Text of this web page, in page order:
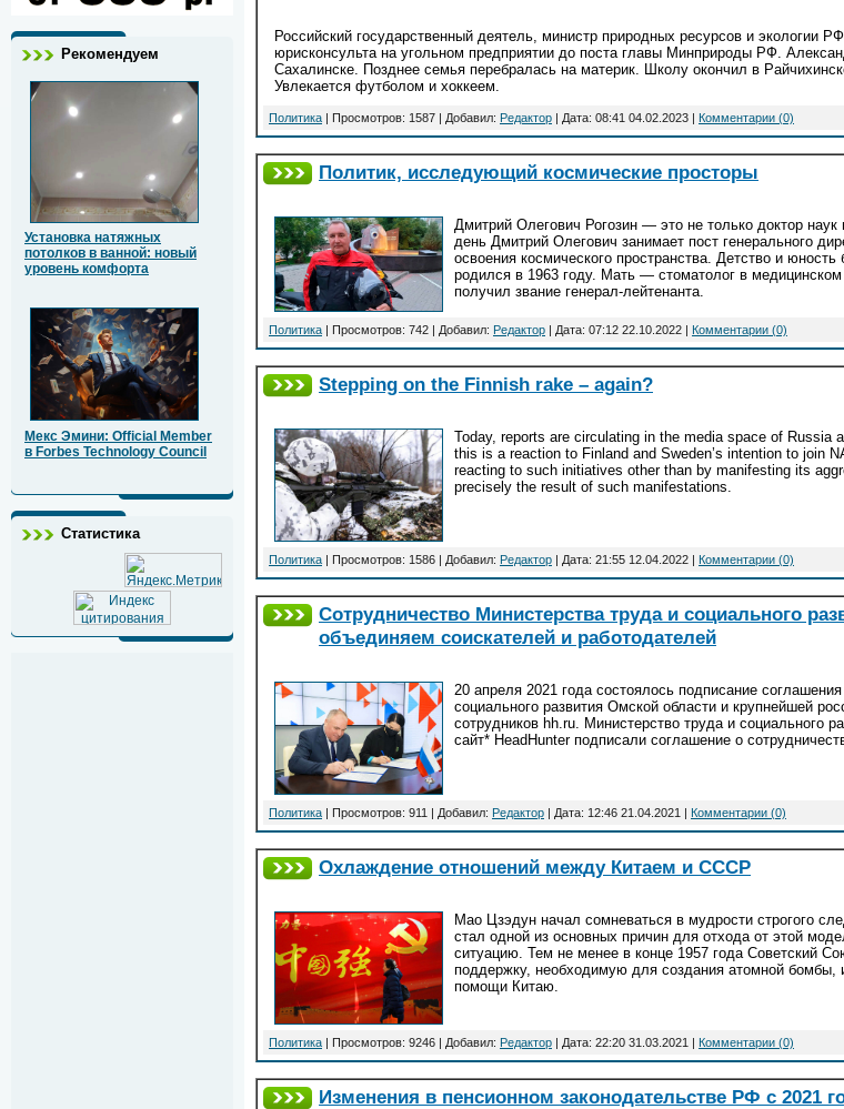
Рекомендуем
Установка натяжных
потолков в ванной: новый
уровень комфорта
Мекс Эмини: Official Member
в Forbes Technology Council
Статистика
Российский государственный деятель, министр природных ресурсов и экологии
юрисконсульта на угольном предприятии до поста главы Минприроды РФ.
Сахалинске. Позднее семья перебралась на материк. Школу окончил в
Увлекается футболом и хоккеем.
Политика | Просмотров: 1587 | Добавил: Редактор | Дата: 08:41 04.02.2023 | Комментарии (0)
Политик, исследующий космические просторы
Дмитрий Олегович Рогозин — это не только доктор
день Дмитрий Олегович занимает пост генерального
освоения космического пространства. Детство и
родился в 1963 году. Мать — стоматолог в
получил звание генерал-лейтенанта.
Политика | Просмотров: 742 | Добавил: Редактор | Дата: 07:12 22.10.2022 | Комментарии (0)
Stepping on the Finnish rake – again?
Today, reports are circulating in the media space of Russia
this is a reaction to Finland and Sweden’s intention to join
reacting to such initiatives other than by manifesting its
precisely the result of such manifestations.
Политика | Просмотров: 1586 | Добавил: Редактор | Дата: 21:55 12.04.2022 | Комментарии (0)
Сотрудничество Министерства труда и социального
объединяем соискателей и работодателей
20 апреля 2021 года состоялось подписание
социального развития Омской области и крупнейшей
сотрудников hh.ru. Министерство труда и социального
сайт* HeadHunter подписали соглашение о
Политика | Просмотров: 911 | Добавил: Редактор | Дата: 12:46 21.04.2021 | Комментарии (0)
Охлаждение отношений между Китаем и СССР
Мао Цзэдун начал сомневаться в мудрости строгого
стал одной из основных причин для отхода от этой
ситуацию. Тем не менее в конце 1957 года Советский
поддержку, необходимую для создания атомной бомбы,
помощи Китаю.
Политика | Просмотров: 9246 | Добавил: Редактор | Дата: 22:20 31.03.2021 | Комментарии (0)
Изменения в пенсионном законодательстве РФ с 2021